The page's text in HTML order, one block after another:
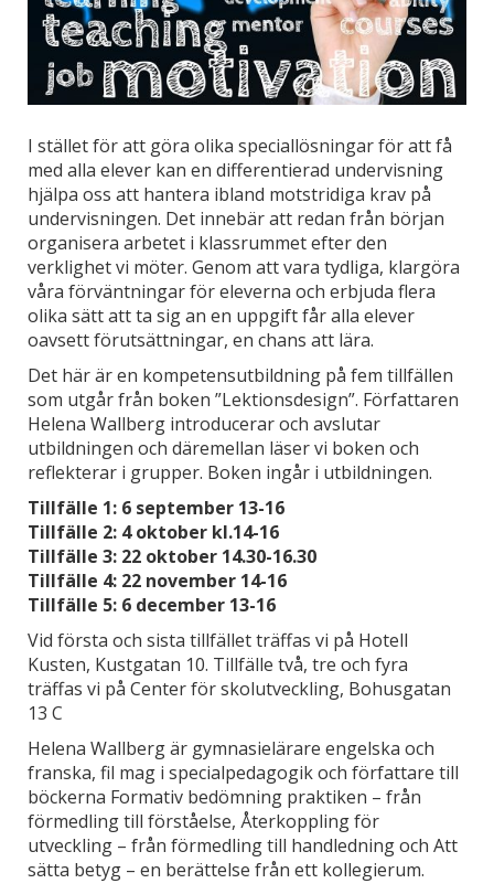
I stället för att göra olika speciallösningar för att få
med alla elever kan en differentierad undervisning
hjälpa oss att hantera ibland motstridiga krav på
undervisningen. Det innebär att redan från början
organisera arbetet i klassrummet efter den
verklighet vi möter. Genom att vara tydliga, klargöra
våra förväntningar för eleverna och erbjuda flera
olika sätt att ta sig an en uppgift får alla elever
oavsett förutsättningar, en chans att lära.
Det här är en kompetensutbildning på fem tillfällen
som utgår från boken ”Lektionsdesign”. Författaren
Helena Wallberg introducerar och avslutar
utbildningen och däremellan läser vi boken och
reflekterar i grupper. Boken ingår i utbildningen.
Tillfälle 1: 6 september 13-16
Tillfälle 2: 4 oktober kl.14-16
Tillfälle 3: 22 oktober 14.30-16.30
Tillfälle 4: 22 november 14-16
Tillfälle 5: 6 december 13-16
Vid första och sista tillfället träffas vi på Hotell
Kusten, Kustgatan 10. Tillfälle två, tre och fyra
träffas vi på Center för skolutveckling, Bohusgatan
13 C
Helena Wallberg är gymnasielärare engelska och
franska, fil mag i specialpedagogik och författare till
böckerna Formativ bedömning praktiken – från
förmedling till förståelse, Återkoppling för
utveckling – från förmedling till handledning och Att
sätta betyg – en berättelse från ett kollegierum.